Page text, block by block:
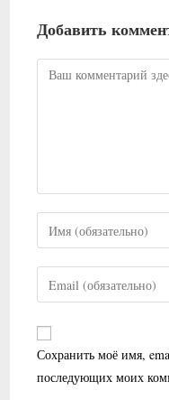
Добавить
Комментарий
Введите
свое
имя
или
пользователя,
чтобы
прокомментировать
Введите
свой
email-
адрес,
чтобы
прокомментировать
Сохранить моё имя,
последующих моих